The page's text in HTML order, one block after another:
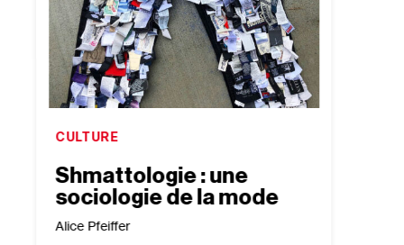
CULTURE
Shmattologie : une
sociologie de la mode
Alice Pfeiffer